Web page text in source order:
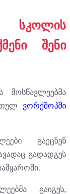
შენი
ვორქშოპში
გაეცნენ
გადადგეს
გაიგეს,